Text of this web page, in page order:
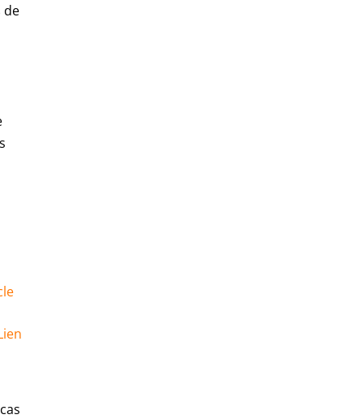
de